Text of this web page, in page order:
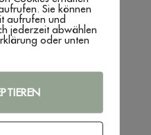
Sie können
aufrufen und
jederzeit abwählen
oder unten